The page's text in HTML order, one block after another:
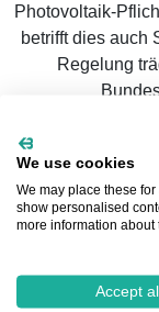
Photovoltaik-
betrifft dies auch
Regelung
die
Volleinspeisung
We use cookies
We may place these
show personalised
more information about
Accept